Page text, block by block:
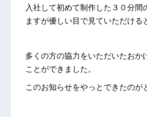
入社して初めて制作した３０分間
ますが優しい目で見ていただける
多くの方の協力をいただいたおか
ことができました。
このお知らせをやっとできたのが